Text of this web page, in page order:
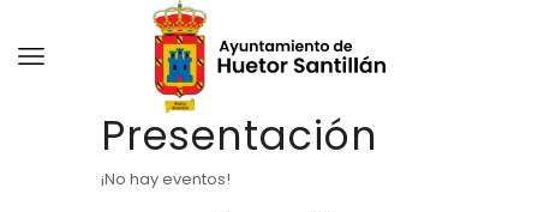
Presentación
¡No hay eventos!